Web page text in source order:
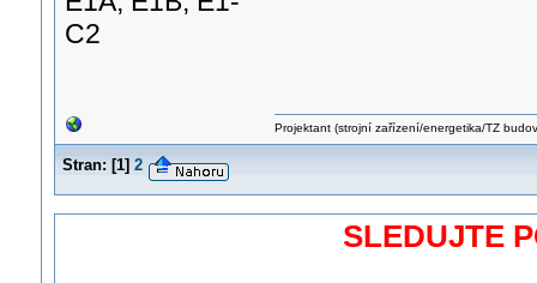
C2
Projektant (strojní zařízení/energetika/TZ
Stran: [1] 2
SLEDUJTE